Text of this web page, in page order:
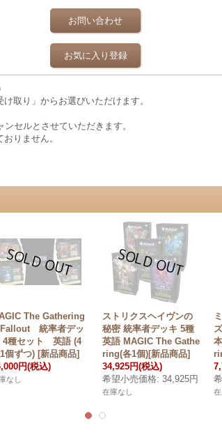
お問い合わせ
お気に入り登録
取り」からお選びいただけます。
セルとさせていただきます。
りません。
The Gathering
統率者デッ
4種セット 英語 (4
個ずつ) [新品商品]
円(税込)
なし
ストリクスヘイヴンの
秘密 統率者デッキ 5種
英語 MAGIC The Gathe
ring(各1個)[新品商品]
34,925円(税込)
希望小売価格: 34,925円
在庫なし